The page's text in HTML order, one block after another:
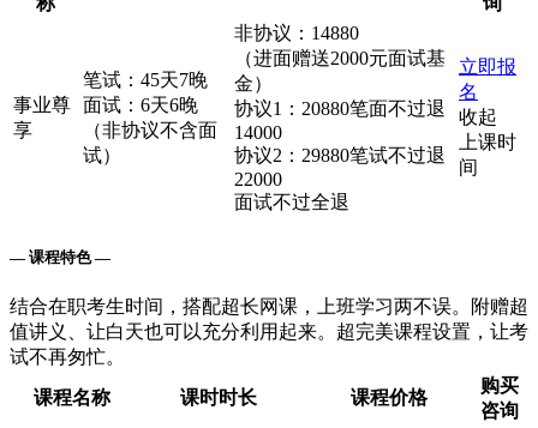
事业尊
享
笔试：45天7晚
面试：6天6晚
（非协议不含面
试）
非协议：14880
（进面赠送2000元面试基
金）
协议1：20880笔面不过退
14000
协议2：29880笔试不过退
22000
面试不过全退
立即报
名
收起
上课时
间
— 课程特色 —
结合在职考生时间，搭配超长网课，上班学习两不误。附赠超
值讲义、让白天也可以充分利用起来。超完美课程设置，让考
试不再匆忙。
课程名称
课时时长 课程价格
购买
咨询